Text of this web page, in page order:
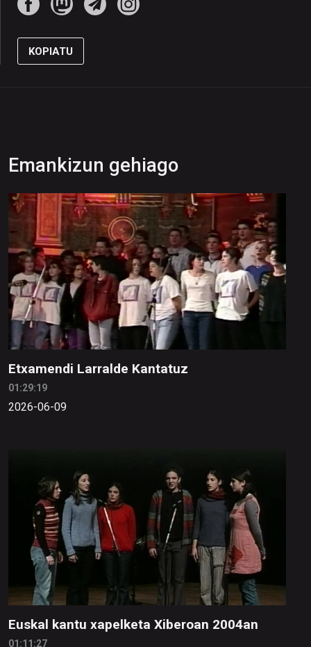
KOPIATU
Emankizun gehiago
Etxamendi Larralde Kantatuz
01:29:19
2026-06-09
Euskal kantu xapelketa Xiberoan 2004an
01:11:27